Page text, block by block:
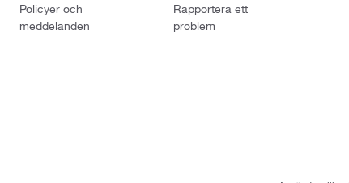
Policyer och
meddelanden
Rapportera ett
problem